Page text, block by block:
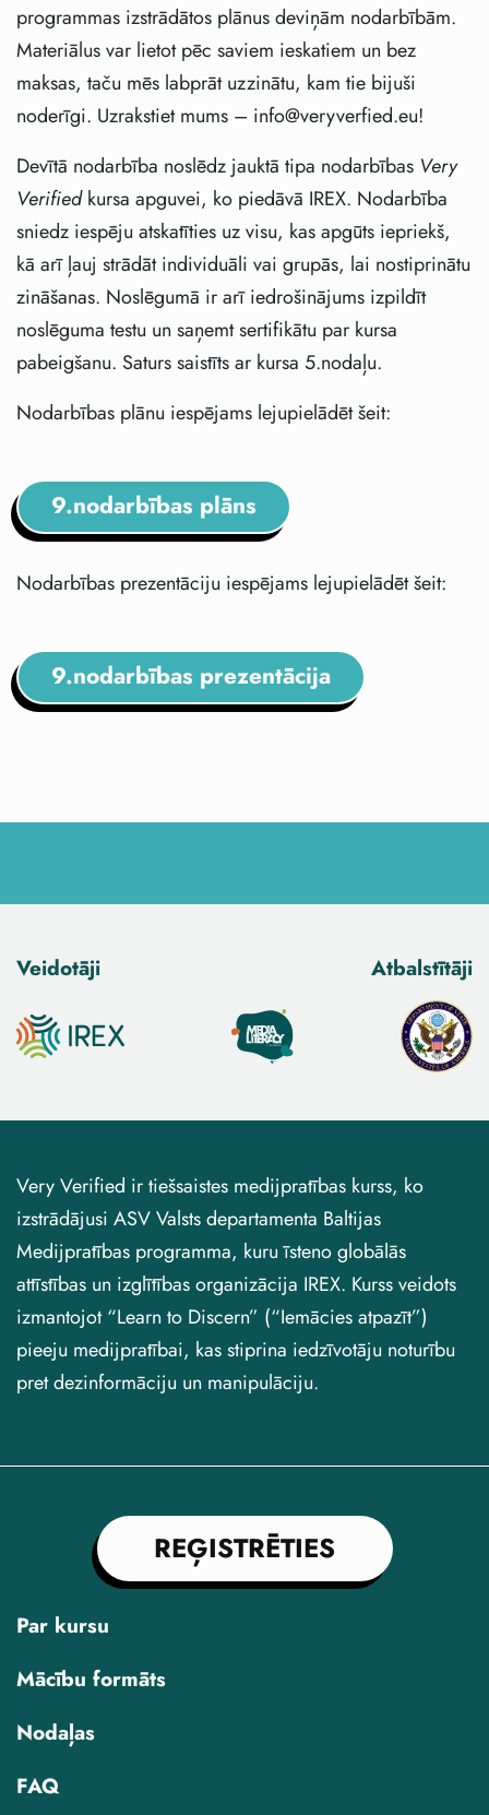
programmas izstrādātos plānus deviņām nodarbībām.
Materiālus var lietot pēc saviem ieskatiem un bez
maksas, taču mēs labprāt uzzinātu, kam tie bijuši
noderīgi. Uzrakstiet mums – info@veryverfied.eu!
Devītā nodarbība noslēdz jauktā tipa nodarbības Very
Verifiedkursa apguvei, ko piedāvā IREX. Nodarbība
sniedz iespēju atskatīties uz visu, kas apgūts iepriekš,
kā arī ļauj strādāt individuāli vai grupās, lai nostiprinātu
zināšanas. Noslēgumā ir arī iedrošinājums izpildīt
noslēguma testu un saņemt sertifikātu par kursa
pabeigšanu. Saturs saistīts ar kursa 5.nodaļu.
Nodarbības plānu iespējams lejupielādēt šeit:
9.nodarbības plāns
Nodarbības prezentāciju iespējams lejupielādēt šeit:
9.nodarbības prezentācija
Veidotāji Atbalstītāji
Very Verified ir tiešsaistes medijpratības kurss, ko
izstrādājusi ASV Valsts departamenta Baltijas
Medijpratības programma, kuru īsteno globālās
attīstības un izglītības organizācija IREX. Kurss veidots
izmantojot “Learn to Discern” (“Iemācies atpazīt”)
pieeju medijpratībai, kas stiprina iedzīvotāju noturību
pret dezinformāciju un manipulāciju.
REĢISTRĒTIES
Par kursu
Mācību formāts
Nodaļas
FAQ